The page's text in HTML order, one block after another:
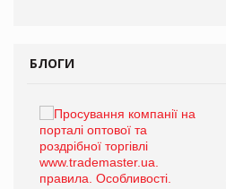
БЛОГИ